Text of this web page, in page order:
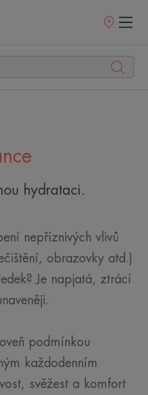
Prodejní
hydrataci.
nepříznivých vlivů
obrazovky atd.)
Je napjatá, ztrácí
podmínkou
každodenním
svěžest a komfort